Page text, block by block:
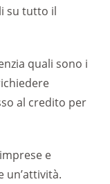
su tutto il
quali sono i
al credito per
e
un’attività.